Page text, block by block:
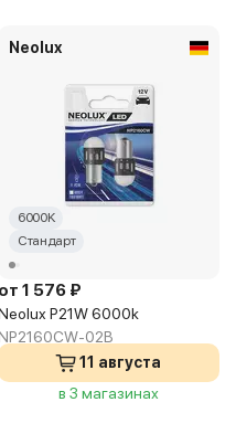
Neolux
6000K
Стандарт
от 1 576 ₽
P21W 6000k
NP2160CW-02B
11 августа
в 3 магазинах